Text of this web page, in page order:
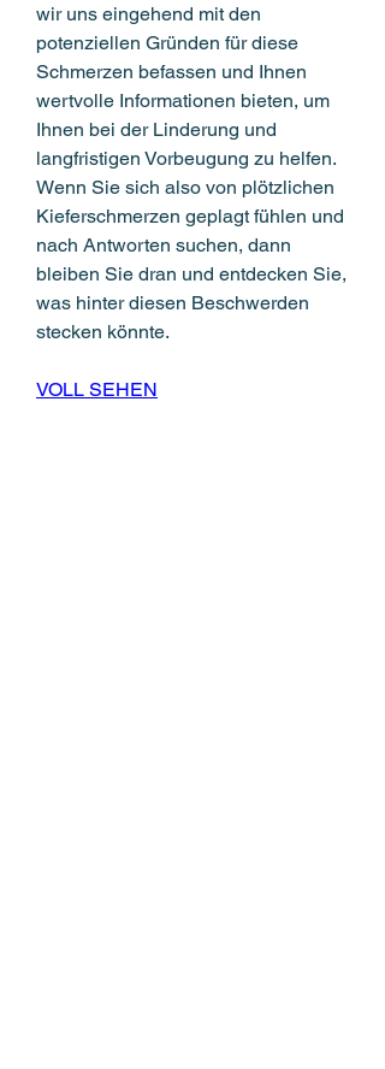
wir uns eingehend mit den
potenziellen Gründen für diese
Schmerzen befassen und Ihnen
wertvolle Informationen bieten, um
Ihnen bei der Linderung und
langfristigen Vorbeugung zu helfen.
Wenn Sie sich also von plötzlichen
Kieferschmerzen geplagt fühlen und
nach Antworten suchen, dann
bleiben Sie dran und entdecken Sie,
was hinter diesen Beschwerden
stecken könnte.
VOLL SEHEN